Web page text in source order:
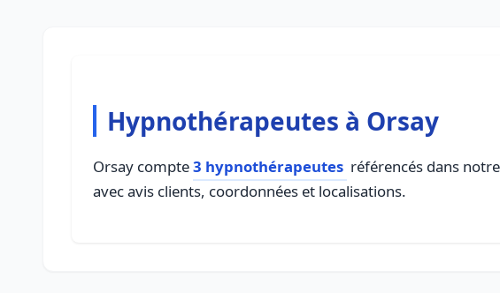
Hypnothérapeutes à Orsay
Orsay compte3 hypnothérapeutes référencés dans
avec avis clients, coordonnées et localisations.